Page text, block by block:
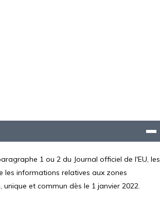
1 ou 2 du Journal officiel de l'EU, les
les informations relatives aux zones
et commun dès le 1 janvier 2022.